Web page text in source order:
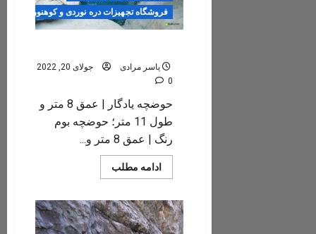
فروشگاه تجهیزات دره نوردی و کوهنوردی
یاسر مرادی
جولای 20, 2022
0
حوضچه یادگار | عمق 8 متر و
طول 11 متر؛ حوضچه بوم
رنگ | عمق 8 متر و...
ادامه مطلب
more
های
رغز